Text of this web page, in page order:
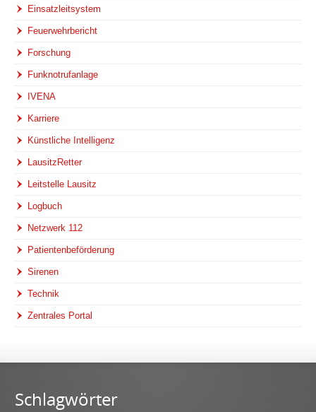
Einsatzleitsystem
Feuerwehrbericht
Forschung
Funknotrufanlage
IVENA
Karriere
Künstliche Intelligenz
LausitzRetter
Leitstelle Lausitz
Logbuch
Netzwerk 112
Patientenbeförderung
Sirenen
Technik
Zentrales Portal
Schlagwörter